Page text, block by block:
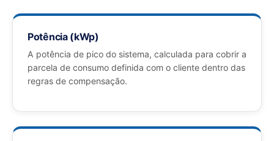
Potência (kWp)
A potência de pico do sistema, calculada para cobrir a
parcela de consumo definida com o cliente dentro das
regras de compensação.